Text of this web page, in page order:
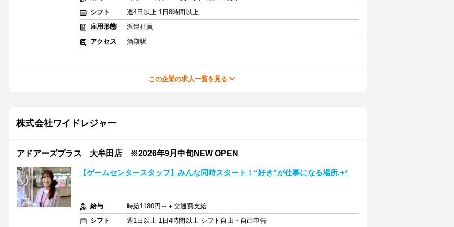
シフト
週4日以上 1日8時間以上
雇用形態
派遣社員
アクセス
酒殿駅
この企業の求人一覧を見る
株式会社ワイドレジャー
アドアーズプラス 大牟田店 ※2026年9月中旬NEW OPEN
【ゲームセンタースタッフ】みんな同時スタート！“好き”が仕事になる場所.+*
給与
時給1180円～＋交通費支給
シフト
週1日以上 1日4時間以上 シフト自由・自己申告